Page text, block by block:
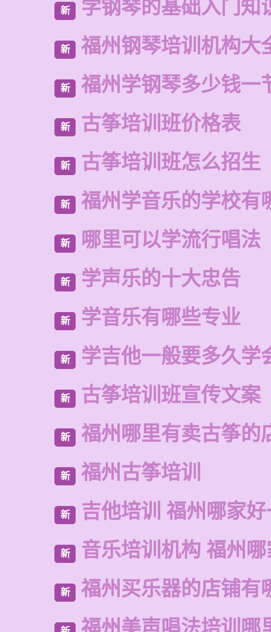
新 学钢琴的基础入门知
新 福州钢琴培训机构大
新 福州学钢琴多少钱一
新 古筝培训班价格表
新 古筝培训班怎么招生
新 福州学音乐的学校有
新 哪里可以学流行唱法
新 学声乐的十大忠告
新 学音乐有哪些专业
新 学吉他一般要多久学
新 古筝培训班宣传文案
新 福州哪里有卖古筝的
新 福州古筝培训
新 吉他培训 福州哪家
新 音乐培训机构 福州
新 福州买乐器的店铺有
福州美声唱法培训哪